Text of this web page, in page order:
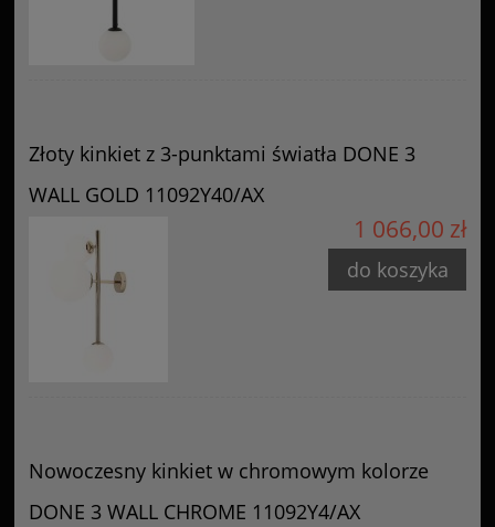
Złoty kinkiet z 3-punktami światła DONE 3
WALL GOLD 11092Y40/AX
1 066,00 zł
do koszyka
Nowoczesny kinkiet w chromowym kolorze
DONE 3 WALL CHROME 11092Y4/AX